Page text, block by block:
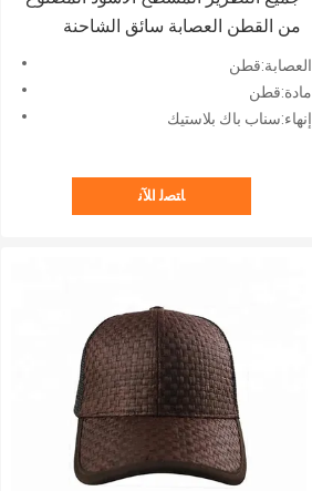
من القطن العصابة سائق الشاحنة
العصابة:قطن
مادة:قطن
إنهاء:سناب باك بلاستيك
ﺎﺘﺼﻟ ﺍﻶﻧ